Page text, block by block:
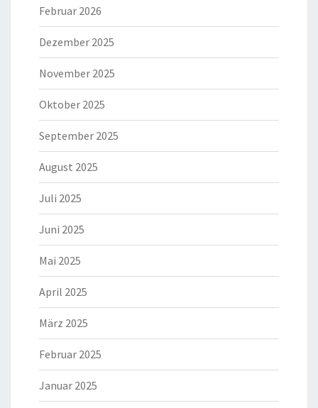
Februar 2026
Dezember 2025
November 2025
Oktober 2025
September 2025
August 2025
Juli 2025
Juni 2025
Mai 2025
April 2025
März 2025
Februar 2025
Januar 2025